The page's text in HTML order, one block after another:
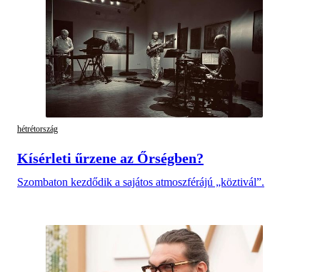
hétrétország
Kísérleti űrzene az Őrségben?
Szombaton kezdődik a sajátos atmoszférájú „köztivál”.